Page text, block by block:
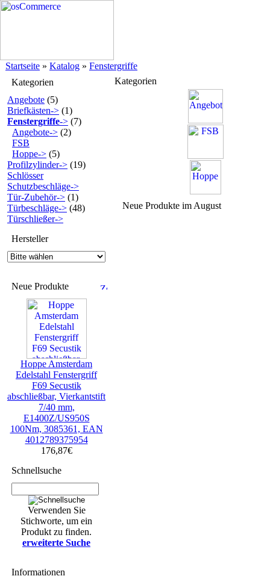
Startseite » Katalog » Fenstergriffe
Kategorien
Angebote (5)
Briefkästen-> (1)
Fenstergriffe-> (7)
Angebote-> (2)
FSB
Hoppe-> (5)
Profilzylinder-> (19)
Schlösser
Schutzbeschläge->
Tür-Zubehör-> (1)
Türbeschläge-> (48)
Türschließer->
Hersteller
Neue Produkte
Hoppe Amsterdam
Edelstahl Fenstergriff
F69 Secustik
abschließbar, Vierkantstift
7/40 mm,
E1400Z/US950S
100Nm, 3085361, EAN
4012789375954
176,87€
Schnellsuche
Verwenden Sie
Stichworte, um ein
Produkt zu finden.
erweiterte Suche
Informationen
Kategorien
Neue Produkte im August